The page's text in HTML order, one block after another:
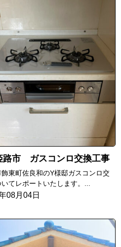
路市 ガスコンロ交換工事
東町佐良和のY様邸ガスコンロ交
てレポートいたします。...
08月04日